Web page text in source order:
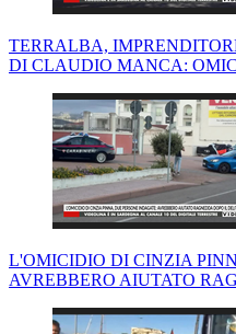
TERRALBA,
DI CLAUDIO MANCA:
L'OMICIDIO DI CINZIA
AVREBBERO AIUTATO